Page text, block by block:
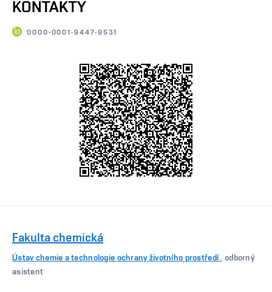
KONTAKTY
0000-0001-9447-9531
Fakulta chemická
Ústav chemie a technologie ochrany životního prostředí , odborný
asistent